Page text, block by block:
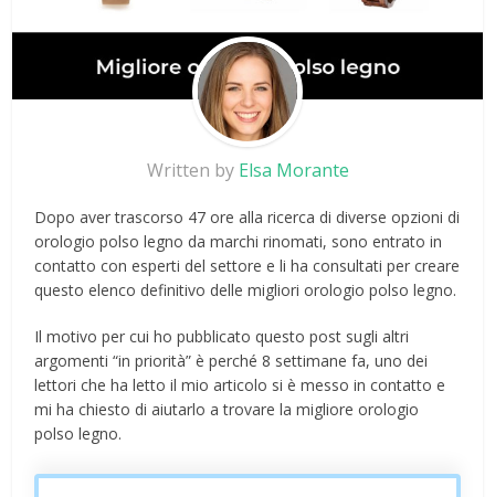
Written by Elsa Morante
Dopo aver trascorso 47 ore alla ricerca di diverse opzioni di
orologio polso legno da marchi rinomati, sono entrato in
contatto con esperti del settore e li ha consultati per creare
questo elenco definitivo delle migliori orologio polso legno.
Il motivo per cui ho pubblicato questo post sugli altri
argomenti “in priorità” è perché 8 settimane fa, uno dei
lettori che ha letto il mio articolo si è messo in contatto e
mi ha chiesto di aiutarlo a trovare la migliore orologio
polso legno.